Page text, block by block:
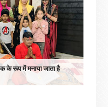
के रूप में मनाया जाता है